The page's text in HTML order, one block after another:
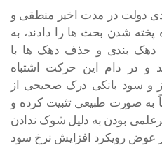
دولت در مدت اخیر منطقی و
شدن بحث ها را دادند، به
بندی و حذف دهک ها با
و در دام این حرکت اشتباه
و سود بانکی درک صحیحی از
به صورت طبیعی تثبیت کرده و
بودن به دلیل شوک ندادن
در عوض رویکرد افزایش نرخ سود